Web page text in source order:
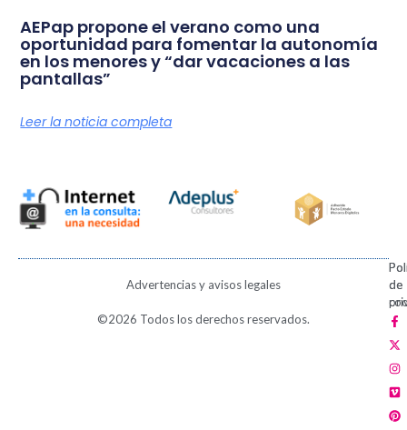
AEPap propone el verano como una
oportunidad para fomentar la autonomía
en los menores y “dar vacaciones a las
pantallas”
Leer la noticia completa
Advertencias y avisos legales
de
de
©2026 Todos los derechos reservados.
F
a
c
e
b
o
o
k
-
f
X
-
t
w
i
t
t
e
r
I
n
s
t
a
g
r
a
m
V
i
m
e
o
P
i
n
t
e
r
e
s
t